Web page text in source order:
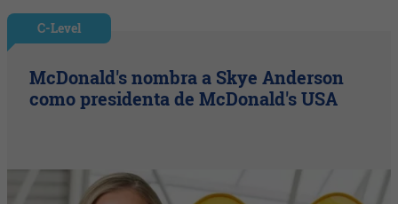
C-Level
McDonald's nombra a Skye Anderson
como presidenta de McDonald's USA